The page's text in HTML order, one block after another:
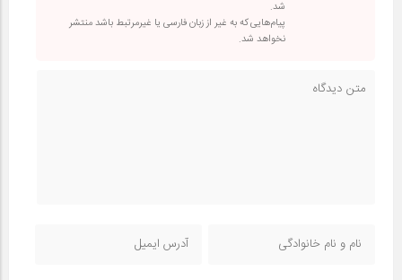
شد.
پیام‌هایی که به غیر از زبان فارسی یا غیرمرتبط باشد منتشر
نخواهد شد.